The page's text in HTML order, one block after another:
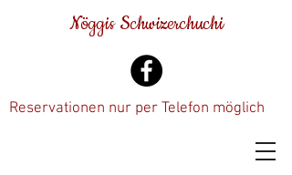
Nöggis Schwizerchuchi
Reservationen nur per Telefon möglich